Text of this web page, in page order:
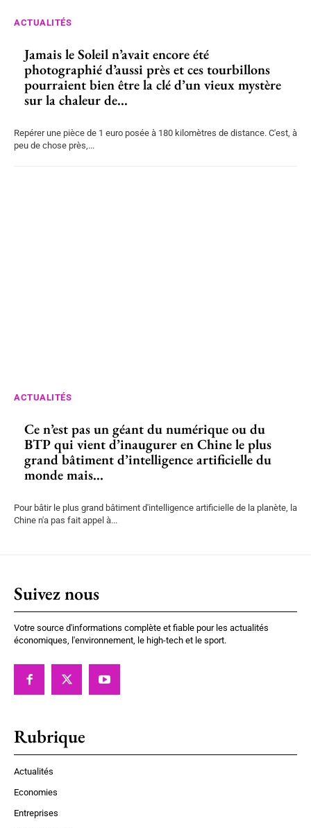
ACTUALITÉS
Jamais le Soleil n’avait encore été
photographié d’aussi près et ces tourbillons
pourraient bien être la clé d’un vieux mystère
sur la chaleur de...
Repérer une pièce de 1 euro posée à 180 kilomètres de distance. C'est, à
peu de chose près,...
ACTUALITÉS
Ce n’est pas un géant du numérique ou du
BTP qui vient d’inaugurer en Chine le plus
grand bâtiment d’intelligence artificielle du
monde mais...
Pour bâtir le plus grand bâtiment d'intelligence artificielle de la planète, la
Chine n'a pas fait appel à...
Suivez nous
Votre source d'informations complète et fiable pour les actualités
économiques, l'environnement, le high-tech et le sport.
Rubrique
Actualités
Economies
Entreprises